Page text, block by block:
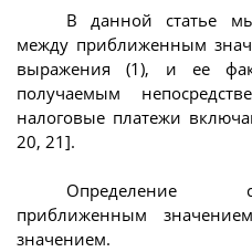
В данной статье
между приближенным
выражения (1), и ее
получаемым
налоговые платежи
20, 21].
Определение
приближенным
значением.